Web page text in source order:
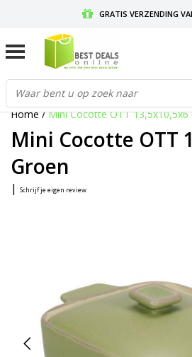
GRATIS VERZENDING
GRATIS RETOURNEREN EN 30
Home/Mini Cocotte OTT 13,5x10,5x6
Mini Cocotte OTT
Groen
| Schrijf je eigen review